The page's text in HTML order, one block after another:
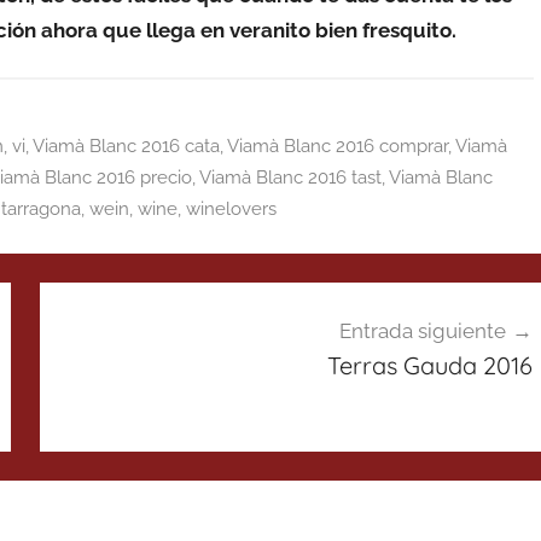
ahora que llega en veranito bien fresquito.
, vi,Viamà Blanc 2016 cata,Viamà Blanc 2016 comprar,Viamà
Blanc 2016 precio,Viamà Blanc 2016 tast,Viamà Blanc
, wein, wine, winelovers
Entrada siguiente
Terras Gauda 2016